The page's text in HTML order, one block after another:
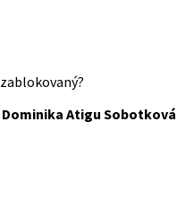
zablokovaný?
Dominika Atigu Sobotková